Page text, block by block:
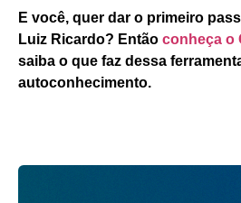
E você, quer dar o primeiro
Luiz Ricardo? Então conheça o
saiba o que faz dessa
autoconhecimento.